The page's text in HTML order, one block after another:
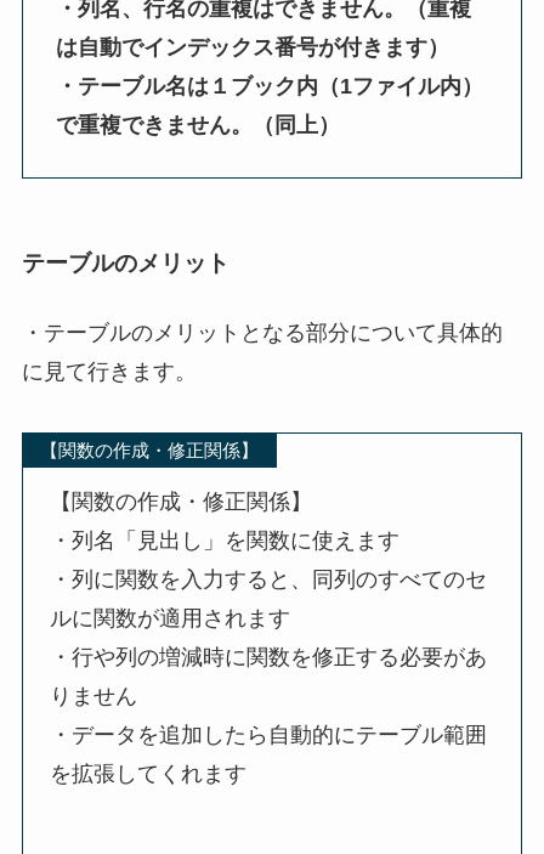
・列名、行名の重複はできません。（重複
は自動でインデックス番号が付きます）
・テーブル名は１ブック内（1ファイル内）
で重複できません。（同上）
テーブルのメリット
・テーブルのメリットとなる部分について具体的
に見て行きます。
【関数の作成・修正関係】
【関数の作成・修正関係】
・列名「見出し」を関数に使えます
・列に関数を入力すると、同列のすべてのセ
ルに関数が適用されます
・行や列の増減時に関数を修正する必要があ
りません
・データを追加したら自動的にテーブル範囲
を拡張してくれます